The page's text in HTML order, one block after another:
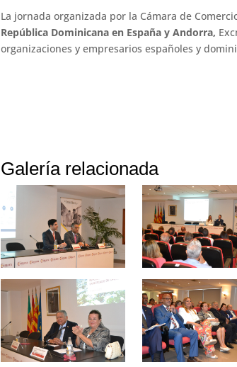
La jornada organizada por la Cámara de
República Dominicana en España y Andorra,
organizaciones y empresarios españoles y
Galería relacionada